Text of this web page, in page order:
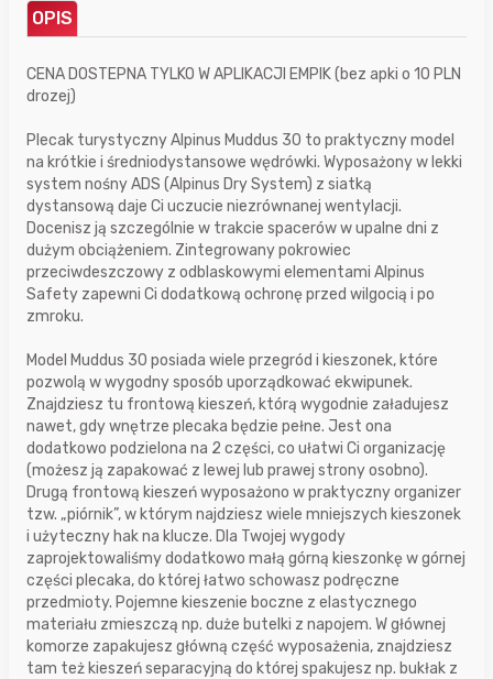
OPIS
CENA DOSTEPNA TYLKO W APLIKACJI EMPIK (bez apki o 10 PLN
drozej)
Plecak turystyczny Alpinus Muddus 30 to praktyczny model
na krótkie i średniodystansowe wędrówki. Wyposażony w lekki
system nośny ADS (Alpinus Dry System) z siatką
dystansową daje Ci uczucie niezrównanej wentylacji.
Docenisz ją szczególnie w trakcie spacerów w upalne dni z
dużym obciążeniem. Zintegrowany pokrowiec
przeciwdeszczowy z odblaskowymi elementami Alpinus
Safety zapewni Ci dodatkową ochronę przed wilgocią i po
zmroku.
Model Muddus 30 posiada wiele przegród i kieszonek, które
pozwolą w wygodny sposób uporządkować ekwipunek.
Znajdziesz tu frontową kieszeń, którą wygodnie załadujesz
nawet, gdy wnętrze plecaka będzie pełne. Jest ona
dodatkowo podzielona na 2 części, co ułatwi Ci organizację
(możesz ją zapakować z lewej lub prawej strony osobno).
Drugą frontową kieszeń wyposażono w praktyczny organizer
tzw. „piórnik”, w którym najdziesz wiele mniejszych kieszonek
i użyteczny hak na klucze. Dla Twojej wygody
zaprojektowaliśmy dodatkowo małą górną kieszonkę w górnej
części plecaka, do której łatwo schowasz podręczne
przedmioty. Pojemne kieszenie boczne z elastycznego
materiału zmieszczą np. duże butelki z napojem. W głównej
komorze zapakujesz główną część wyposażenia, znajdziesz
tam też kieszeń separacyjną do której spakujesz np. bukłak z